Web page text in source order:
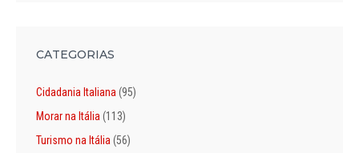
CATEGORIAS
Cidadania Italiana (95)
Morar na Itália (113)
Turismo na Itália (56)